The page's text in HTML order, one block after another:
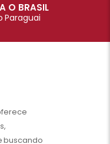
O BRASIL
Paraguai
buscando